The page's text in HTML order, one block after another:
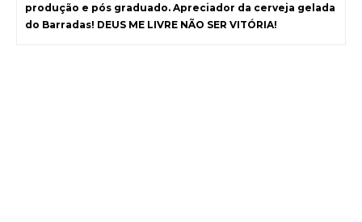
produção e pós graduado. Apreciador da cerveja gelada
do Barradas! DEUS ME LIVRE NÃO SER VITÓRIA!